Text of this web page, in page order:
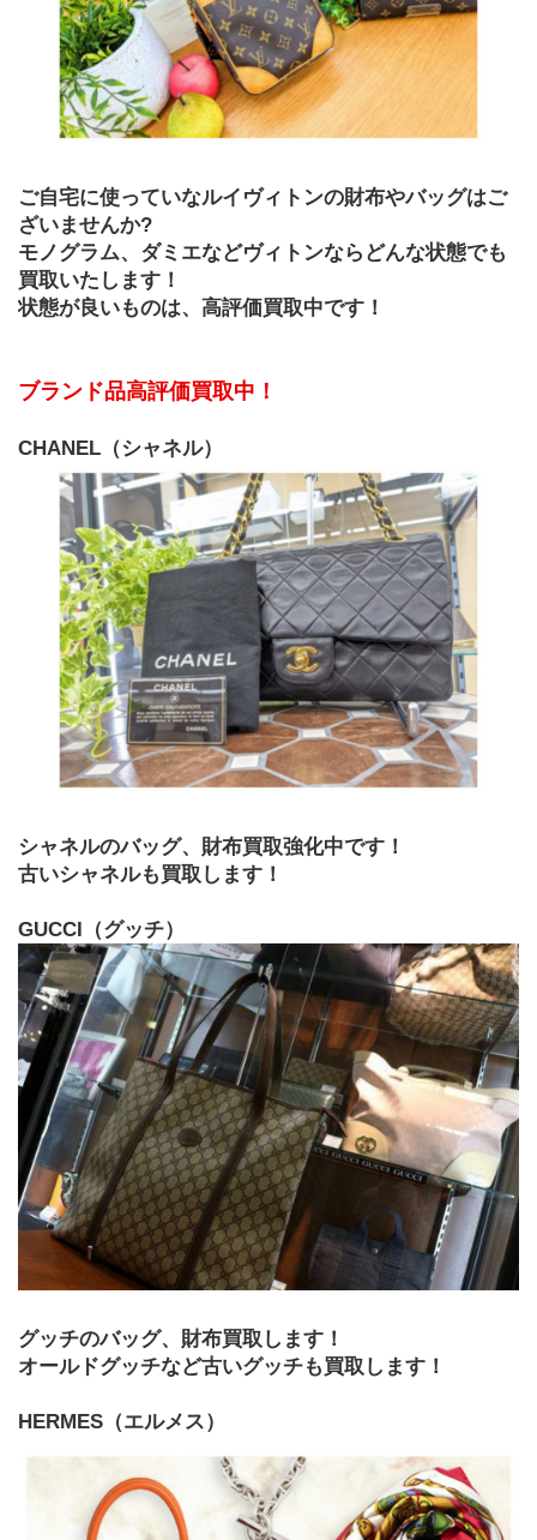
﻿ご自宅に使っていなルイヴィトンの財布やバッグはご
ざいませんか?
モノグラム、ダミエなどヴィトンならどんな状態でも
買取いたします！
状態が良いものは、高評価買取中です！
ブランド品高評価買取中！
CHANEL（シャネル）
シャネルのバッグ、財布買取強化中です！
古いシャネルも買取します！
GUCCI（グッチ）
グッチのバッグ、財布買取します！
オールドグッチなど古いグッチも買取します！
HERMES（エルメス）